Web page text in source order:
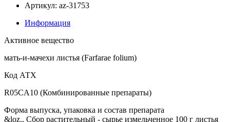
Артикул: az-31753
Информация
Активное вещество
мать-и-мачехи листья (Farfarae folium)
Код АТХ
R05CA10 (Комбинированные препараты)
Форма выпуска, упаковка и состав препарата
&loz., Сбор растительный - сырье измельченное 100 г листья